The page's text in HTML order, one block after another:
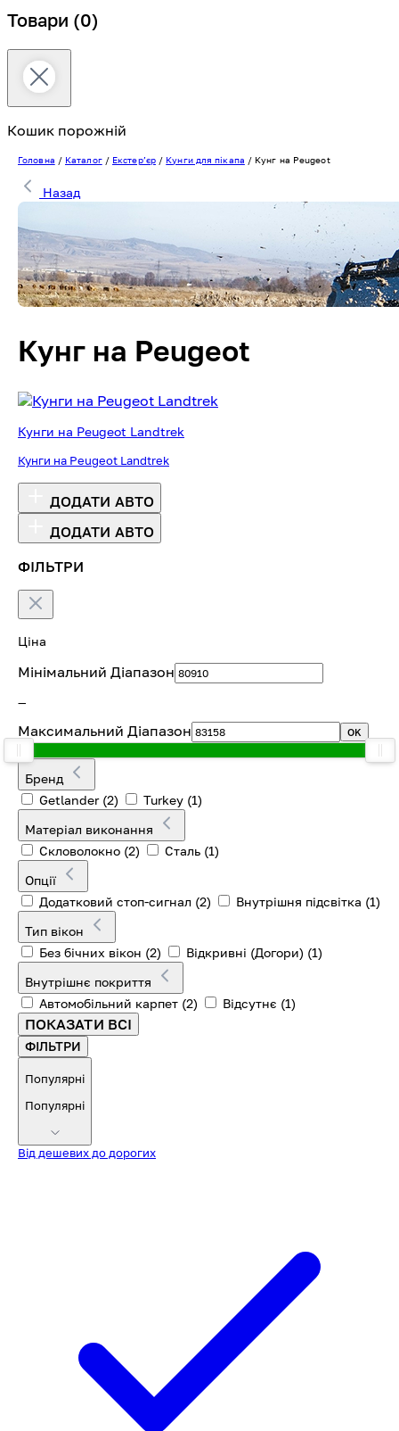
Товари (0)
Кошик порожній
Головна / Каталог/ Екстерʼєр/ Кунги для пікапа / Кунг на Peugeot
Назад
Кунг на Peugeot
Кунги на Peugeot Landtrek
Кунги на Peugeot Landtrek
ДОДАТИ АВТО
ДОДАТИ АВТО
ФІЛЬТРИ
Ціна
Мінімальний Діапазон
—
Максимальний Діапазон OK
Бренд
Getlander (2) Turkey (1)
Матеріал виконання
Скловолокно (2) Сталь (1)
Опції
Додатковий стоп-сигнал (2) Внутрішня підсвітка (1)
Тип вікон
Без бічних вікон (2) Відкривні (Догори) (1)
Внутрішнє покриття
Автомобільний карпет (2) Відсутнє (1)
ПОКАЗАТИ ВСІ
ФІЛЬТРИ
Популярні
Популярні
Від дешевих до дорогих